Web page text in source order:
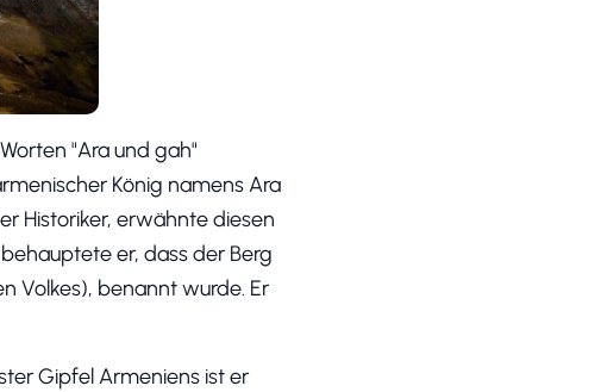
"Ara und gah"
König namens Ara
Historiker, erwähnte diesen
er, dass der Berg
Volkes), benannt wurde. Er
Gipfel Armeniens ist er